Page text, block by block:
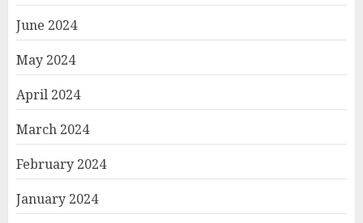
June 2024
May 2024
April 2024
March 2024
February 2024
January 2024